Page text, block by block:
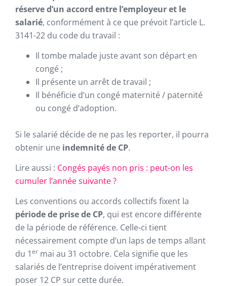
réserve d’un accord entre l’employeur et le
salarié, conformément à ce que prévoit l’article L.
3141-22 du code du travail :
Il tombe malade juste avant son départ en
congé ;
Il présente un arrêt de travail ;
Il bénéficie d’un congé maternité / paternité
ou congé d’adoption.
Si le salarié décide de ne pas les reporter, il pourra
obtenir une indemnité de CP.
Lire aussi : Congés payés non pris : peut-on les
cumuler l’année suivante ?
Les conventions ou accords collectifs fixent la
période de prise de CP, qui est encore différente
de la période de référence. Celle-ci tient
nécessairement compte d’un laps de temps allant
du 1er mai au 31 octobre. Cela signifie que les
salariés de l’entreprise doivent impérativement
poser 12 CP sur cette durée.